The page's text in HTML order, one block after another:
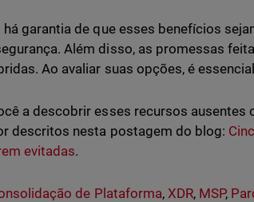
há garantia de que esses benefícios
Além disso, as promessas
Ao avaliar suas opções, é
a descobrir esses recursos
descritos nesta postagem do blog:
evitadas.
de Plataforma, XDR, MSP,